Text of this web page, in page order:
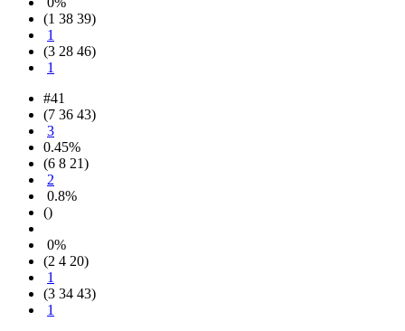
(1 38 39)
1
(3 28 46)
1
#41
(7 36 43)
3
0.45%
(6 8 21)
2
0.8%
()
0%
(2 4 20)
1
(3 34 43)
1